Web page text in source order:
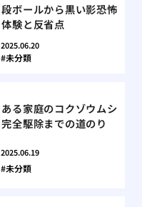
段ボールから黒い影恐怖
体験と反省点
2025.06.20
未分類
ある家庭のコクゾウムシ
完全駆除までの道のり
2025.06.19
未分類